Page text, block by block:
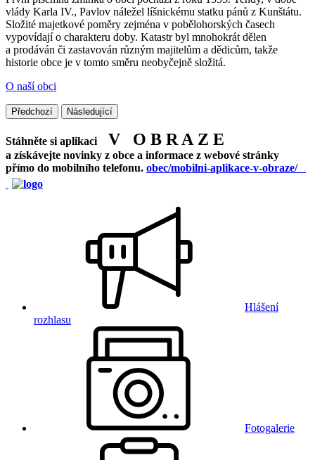
vlády Karla IV., Pavlov náležel líšnickému statku pánů z Kunštátu.
Složité majetkové poměry zejména v pobělohorských časech
vypovídají o charakteru doby. Katastr byl mnohokrát dělen
a prodáván či zastavován různým majitelům a dědicům, takže
historie obce je v tomto směru neobyčejně složitá.
O naší obci
Předchozí Následující
Stáhněte si aplikaci V O B R A Z E
a získávejte novinky z obce a informace z webové stránky
přímo do mobilního telefonu. obec/mobilni-aplikace-v-obraze/
Hlášení
rozhlasu
Fotogalerie